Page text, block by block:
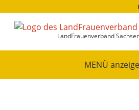
LandFrauenverband
MENÜ